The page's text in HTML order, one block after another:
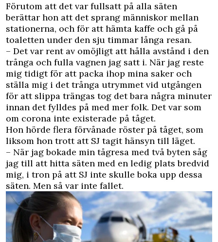
Förutom att det var fullsatt på alla säten
berättar hon att det sprang människor mellan
stationerna, och för att hämta kaffe och gå på
toaletten under den sju timmar långa resan.
– Det var rent av omöjligt att hålla avstånd i den
trånga och fulla vagnen jag satt i. När jag reste
mig tidigt för att packa ihop mina saker och
ställa mig i det trånga utrymmet vid utgången
för att slippa trängas tog det bara några minuter
innan det fylldes på med mer folk. Det var som
om corona inte existerade på tåget.
Hon hörde flera förvånade röster på tåget, som
liksom hon trott att SJ tagit hänsyn till läget.
– När jag bokade min tågresa med två byten såg
jag till att hitta säten med en ledig plats bredvid
mig, i tron på att SJ inte skulle boka upp dessa
säten. Men så var inte fallet.